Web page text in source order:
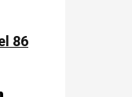
86